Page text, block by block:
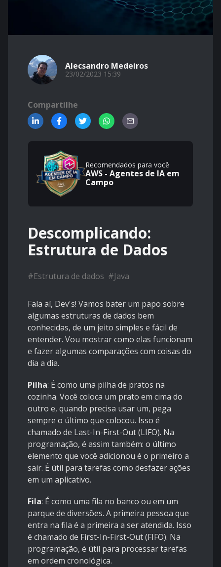
Alecsandro Medeiros
23/02/2023 15:39
Compartilhe
Recomendados para você
AWS - Agentes de IA em
Campo
Descomplicando:
Estrutura de Dados
#Estrutura de dados #Java
Fala aí, Dev's! Vamos bater um papo sobre
algumas estruturas de dados bem
conhecidas, de um jeito simples e fácil de
entender. Vou mostrar como elas funcionam
e fazer algumas comparações com coisas do
dia a dia.
Pilha: É como uma pilha de pratos na
cozinha. Você coloca um prato em cima do
outro e, quando precisa usar um, pega
sempre o último que colocou. Isso é
chamado de Last-In-First-Out (LIFO). Na
programação, é assim também: o último
elemento que você adicionou é o primeiro a
sair. É útil para tarefas como desfazer ações
em um aplicativo.
Fila: É como uma fila no banco ou em um
parque de diversões. A primeira pessoa que
entra na fila é a primeira a ser atendida. Isso
é chamado de First-In-First-Out (FIFO). Na
programação, é útil para processar tarefas
em ordem cronológica.